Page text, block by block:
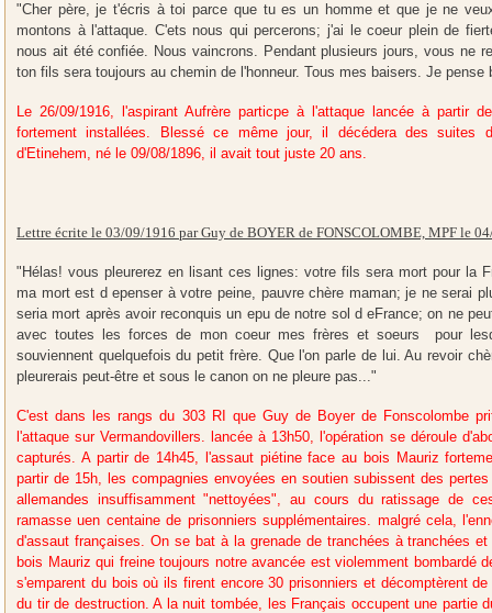
"Cher père, je t'écris à toi parce que tu es un homme et que je ne
montons à l'attaque. C'ets nous qui percerons; j'ai le coeur plein de
nous ait été confiée. Nous vaincrons. Pendant plusieurs jours, vous ne
ton fils sera toujours au chemin de l'honneur. Tous mes baisers. Je
Le 26/09/1916, l'aspirant Aufrère particpe à l'attaque lancée à partir
fortement installées. Blessé ce même jour, il décédera des suites
d'Etinehem, né le 09/08/1896, il avait tout juste 20 ans.
Lettre écrite le 03/09/1916 par Guy de BOYER de FONSCOLOMBE, MPF le
"Hélas! vous pleurerez en lisant ces lignes: votre fils sera mort pour la
ma mort est d epenser à votre peine, pauvre chère maman; je ne serai
seria mort après avoir reconquis un epu de notre sol d eFrance; on ne
avec toutes les forces de mon coeur mes frères et soeurs pour
souviennent quelquefois du petit frère. Que l'on parle de lui. Au revoir
pleurerais peut-être et sous le canon on ne pleure pas..."
C'est dans les rangs du 303 RI que Guy de Boyer de Fonscolombe
l'attaque sur Vermandovillers. lancée à 13h50, l'opération se déroule
capturés. A partir de 14h45, l'assaut piétine face au bois Mauriz
partir de 15h, les compagnies envoyées en soutien subissent des
allemandes insuffisamment "nettoyées", au cours du ratissage de
ramasse uen centaine de prisonniers supplémentaires. malgré cela,
d'assaut françaises. On se bat à la grenade de tranchées à tranchées
bois Mauriz qui freine toujours notre avancée est violemment bombardé
s'emparent du bois où ils firent encore 30 prisonniers et décomptèrent
du tir de destruction. A la nuit tombée, les Français occupent une partie